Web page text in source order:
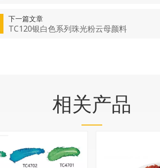
下一篇文章
TC120银白色系列珠光粉云母颜料
相关产品